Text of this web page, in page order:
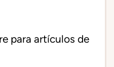
para artículos de